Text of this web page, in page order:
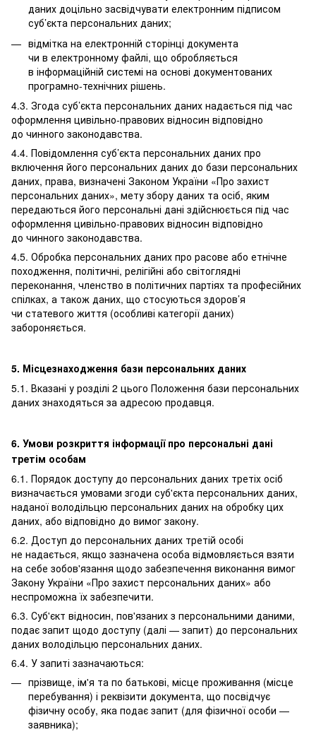
даних доцільно засвідчувати електронним підписом
суб’єкта персональних даних;
відмітка на електронній сторінці документа
чи в електронному файлі, що обробляється
в інформаційній системі на основі документованих
програмно-технічних рішень.
4.3. Згода суб’єкта персональних даних надається під час
оформлення цивільно-правових відносин відповідно
до чинного законодавства.
4.4. Повідомлення суб’єкта персональних даних про
включення його персональних даних до бази персональних
даних, права, визначені Законом України «Про захист
персональних даних», мету збору даних та осіб, яким
передаються його персональні дані здійснюється під час
оформлення цивільно-правових відносин відповідно
до чинного законодавства.
4.5. Обробка персональних даних про расове або етнічне
походження, політичні, релігійні або світоглядні
переконання, членство в політичних партіях та професійних
спілках, а також даних, що стосуються здоров’я
чи статевого життя (особливі категорії даних)
забороняється.
5. Місцезнаходження бази персональних даних
5.1. Вказані у розділі 2 цього Положення бази персональних
даних знаходяться за адресою продавця.
6. Умови розкриття інформації про персональні дані
третім особам
6.1. Порядок доступу до персональних даних третіх осіб
визначається умовами згоди суб'єкта персональних даних,
наданої володільцю персональних даних на обробку цих
даних, або відповідно до вимог закону.
6.2. Доступ до персональних даних третій особі
не надається, якщо зазначена особа відмовляється взяти
на себе зобов'язання щодо забезпечення виконання вимог
Закону України «Про захист персональних даних» або
неспроможна їх забезпечити.
6.3. Суб'єкт відносин, пов'язаних з персональними даними,
подає запит щодо доступу (далі — запит) до персональних
даних володільцю персональних даних.
6.4. У запиті зазначаються:
прізвище, ім'я та по батькові, місце проживання (місце
перебування) і реквізити документа, що посвідчує
фізичну особу, яка подає запит (для фізичної особи —
заявника);